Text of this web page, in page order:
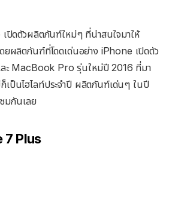
ปิดตัวผลิตภันฑ์ใหม่ๆ ที่น่าสนใจมาให้
ยผลิตภันฑ์ที่โดดเด่นอย่าง iPhone เปิดตัว
ะ MacBook Pro รุ่นใหม่ปี 2016 ที่มา
เป็นไฮไลท์ประจำปี ผลิตภันฑ์เด่นๆ ในปี
มกันเลย
7 Plus